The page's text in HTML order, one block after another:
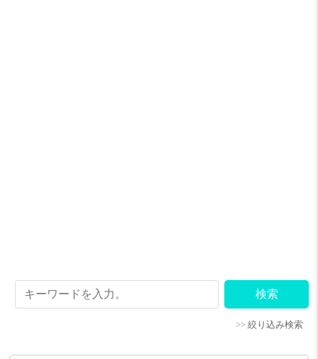
>>絞り込み検索